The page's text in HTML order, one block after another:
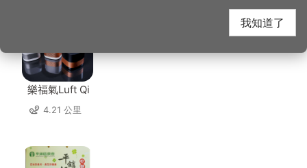
樂福氣Luft Qi
4.21 公里
我知道了